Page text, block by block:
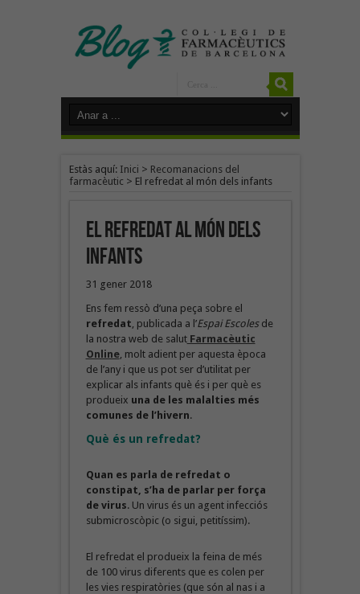
Estàs aquí: Inici > Recomanacions del
farmacèutic > El refredat al món dels infants
El refredat al món dels
infants
31 gener 2018
Ens fem ressò d’una peça sobre el
refredat , publicada a l’Espai Escolesde
la nostra web de salutFarmacèutic
Online, molt adient per aquesta època
de l’any i que us pot ser d’utilitat per
explicar als infants què és i per què es
produeix una de les malalties més
comunes de l’hivern.
Què és un refredat?
Quan es parla de refredat o
constipat, s’ha de parlar per força
de virus. Un virus és un agent infecciós
submicroscòpic (o sigui, petitíssim).
El refredat el produeix la feina de més
de 100 virus diferents que es colen per
les vies respiratòries (que són al nas i a